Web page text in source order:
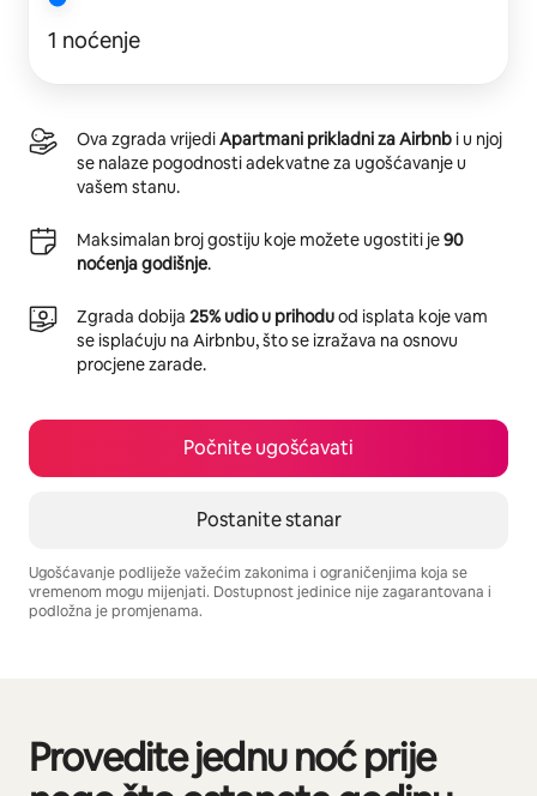
1 noćenje
Ova zgrada vrijediApartmani prikladni za Airbnb i u njoj
se nalaze pogodnosti adekvatne za ugošćavanje u
vašem stanu.
Maksimalan broj gostiju koje možete ugostiti je90
noćenja godišnje.
Zgrada dobija 25% udio u prihoduod isplata koje vam
se isplaćuju na Airbnbu, što se izražava na osnovu
procjene zarade.
Počnite ugošćavati
Postanite stanar
Ugošćavanje podliježe važećim zakonima i ograničenjima koja se
vremenom mogu mijenjati. Dostupnost jedinice nije zagarantovana i
podložna je promjenama.
Provedite jednu noć prije
Prikazano 0 od 0 stavki